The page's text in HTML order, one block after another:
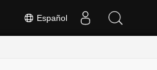
Español